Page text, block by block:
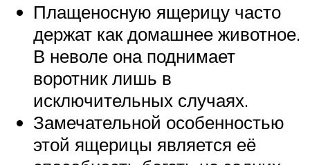
Плащеносную ящерицу часто
держат как домашнее животное.
В неволе она поднимает
воротник лишь в
исключительных случаях.
Замечательной особенностью
этой ящерицы является её